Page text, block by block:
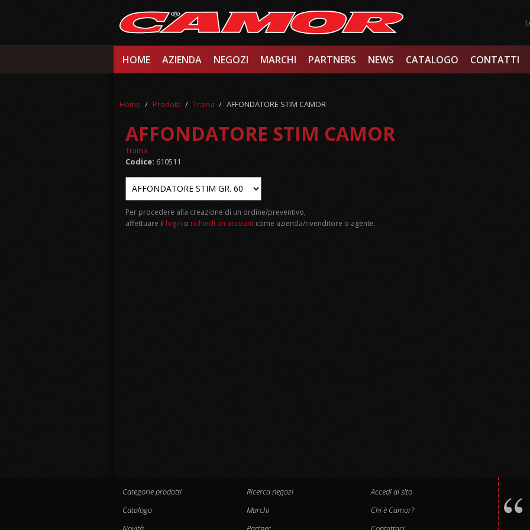
HOME AZIENDA NEGOZI MARCHI PARTNERS NEWS CATALOGO CONTATTI
Home / Prodotti / Traina / AFFONDATORE STIM CAMOR
AFFONDATORE STIM CAMOR
Traina
Codice: 610511
Per procedere alla creazione di un ordine/preventivo,
affettuare il login o richiedi un account come azienda/rivenditore o agente.
Categorie prodotti
Catalogo
Ricerca negozi
Marchi
Accedi al sito
Chi è Camor?